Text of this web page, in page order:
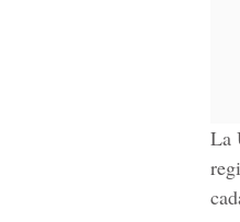
La